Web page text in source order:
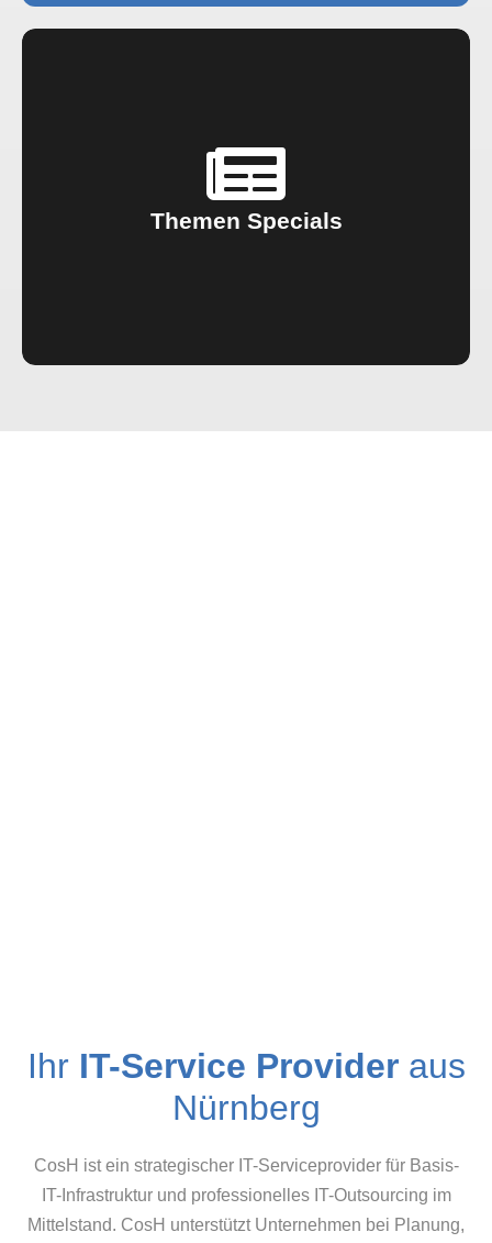
Themen Specials
Ihr IT-Service Provideraus
Nürnberg
CosH ist ein strategischer IT-Serviceprovider für Basis-
IT-Infrastruktur und professionelles IT-Outsourcing im
Mittelstand. CosH unterstützt Unternehmen bei Planung,